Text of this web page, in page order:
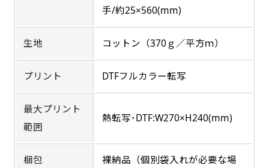
手/約25×560(mm)
生地 コットン（370ｇ／平方ｍ）
プリント DTFフルカラー転写
最大プリント
範囲
熱転写･DTF:W270×H240(mm)
梱包
裸納品（個別袋入れが必要な場
布A1ポスター(60x84)
のぼりだけでなく、ポスターも作れます。
のぼり旗と同じデザインで飾れば宣伝効果UP!
布A1ポスター(84x60)
のぼりだけでなく、ポスターも作れます。
のぼり旗と同じデザインで飾れば宣伝効果UP!